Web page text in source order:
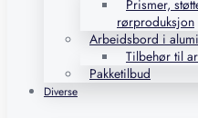
Prismer,
rørproduksjon
Arbeidsbord i
Tilbehør til
Pakketilbud
Diverse